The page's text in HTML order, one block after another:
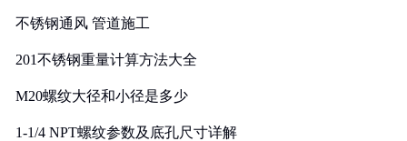
不锈钢通风 管道施工
201不锈钢重量计算方法大全
M20螺纹大径和小径是多少
1-1/4 NPT螺纹参数及底孔尺寸详解